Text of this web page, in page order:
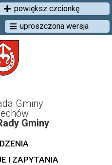
powiększ czcionkę
uproszczona wersja
Gminy
Gminy
I ZAPYTANIA